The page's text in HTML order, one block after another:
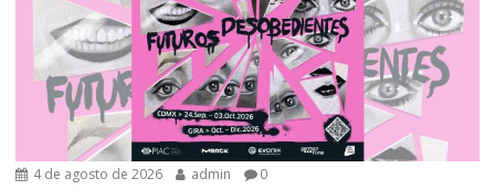
4 de agosto de 2026 admin 0